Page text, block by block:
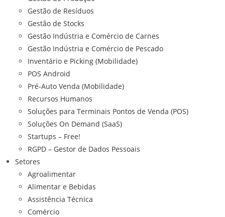
Gestão de Resíduos
Gestão de Stocks
Gestão Indústria e Comércio de Carnes
Gestão Indústria e Comércio de Pescado
Inventário e Picking (Mobilidade)
POS Android
Pré-Auto Venda (Mobilidade)
Recursos Humanos
Soluções para Terminais Pontos de Venda (POS)
Soluções On Demand (SaaS)
Startups – Free!
RGPD – Gestor de Dados Pessoais
Setores
Agroalimentar
Alimentar e Bebidas
Assistência Técnica
Comércio